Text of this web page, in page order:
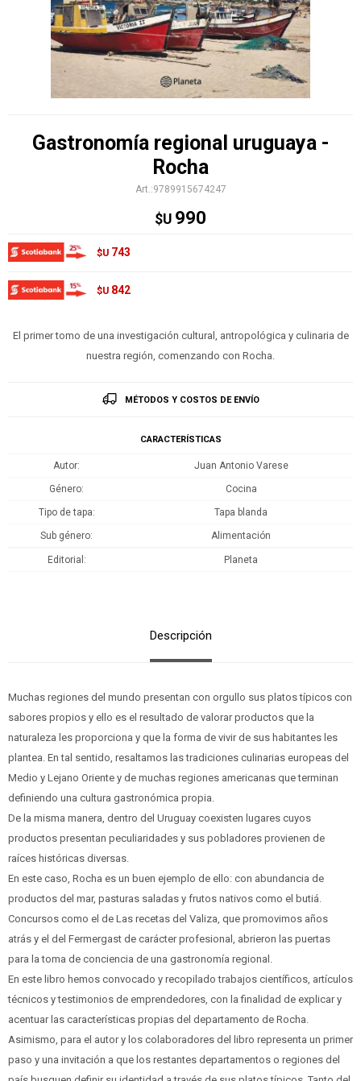
Gastronomía regional uruguaya -
Rocha
9789915674247
$U 990
$U 743
$U 842
El primer tomo de una investigación cultural, antropológica y culinaria de
nuestra región, comenzando con Rocha.
MÉTODOS Y COSTOS DE ENVÍO
CARACTERÍSTICAS
Autor Juan Antonio Varese
Género Cocina
Tipo de tapa Tapa blanda
Sub género Alimentación
Editorial Planeta
Descripción
Muchas regiones del mundo presentan con orgullo sus platos típicos con
sabores propios y ello es el resultado de valorar productos que la
naturaleza les proporciona y que la forma de vivir de sus habitantes les
plantea. En tal sentido, resaltamos las tradiciones culinarias europeas del
Medio y Lejano Oriente y de muchas regiones americanas que terminan
definiendo una cultura gastronómica propia.
De la misma manera, dentro del Uruguay coexisten lugares cuyos
productos presentan peculiaridades y sus pobladores provienen de
raíces históricas diversas.
En este caso, Rocha es un buen ejemplo de ello: con abundancia de
productos del mar, pasturas saladas y frutos nativos como el butiá.
Concursos como el de Las recetas del Valiza, que promovimos años
atrás y el del Fermergast de carácter profesional, abrieron las puertas
para la toma de conciencia de una gastronomía regional.
En este libro hemos convocado y recopilado trabajos científicos, artículos
técnicos y testimonios de emprendedores, con la finalidad de explicar y
acentuar las características propias del departamento de Rocha.
Asimismo, para el autor y los colaboradores del libro representa un primer
paso y una invitación a que los restantes departamentos o regiones del